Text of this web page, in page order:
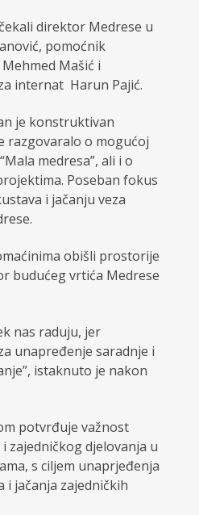
direktor Medrese u
pomoćnik
Mašić i
internat Harun Pajić.
je konstruktivan
razgovaralo o mogućoj
medresa”, ali i o
Poseban fokus
i jačanju veza
obišli prostorije
budućeg vrtića Medrese
nas raduju, jer
unapređenje saradnje i
istaknuto je nakon
potvrđuje važnost
zajedničkog djelovanja u
s ciljem unaprjeđenja
i jačanja zajedničkih